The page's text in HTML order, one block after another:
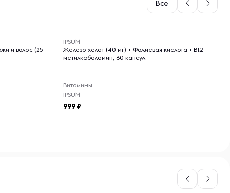
Все
и волос (25
IPSUM
Железо хелат (40 мг) + Фолиевая кислота + B12
метилкобаламин, 60 капсул
Витамины
IPSUM
999